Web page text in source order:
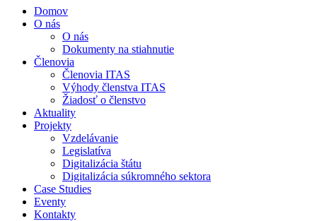
Domov
O nás
O nás
Dokumenty na stiahnutie
Členovia
Členovia ITAS
Výhody členstva ITAS
Žiadosť o členstvo
Aktuality
Projekty
Vzdelávanie
Legislatíva
Digitalizácia štátu
Digitalizácia súkromného sektora
Case Studies
Eventy
Kontakty